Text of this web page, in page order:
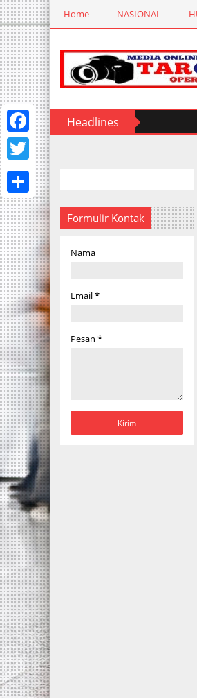
Home NASIONAL
Headlines
F
e
b
o
o
k
T
w
i
t
t
e
r
S
h
a
r
e
Formulir Kontak
Nama
Email*
Pesan *